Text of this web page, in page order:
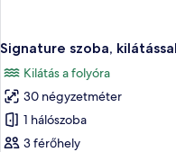
Signature szoba,
Kilátás a folyóra
30 négyzetméter
1 hálószoba
3 férőhely